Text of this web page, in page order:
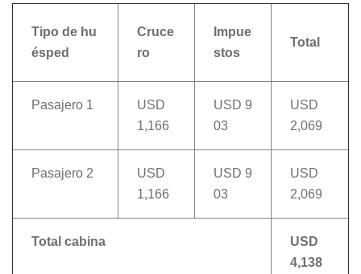
Tipo de hu
ésped
Cruce
ro
Impue
stos
Total
Pasajero 1
USD
1,166
USD 9
03
USD
2,069
Pasajero 2
USD
1,166
USD 9
03
USD
2,069
Total cabina
USD
4,138